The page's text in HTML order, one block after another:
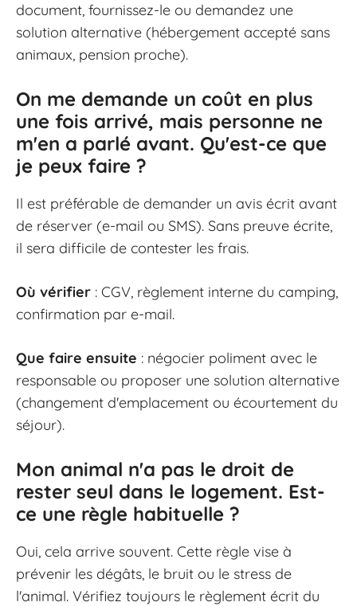
document, fournissez-le ou demandez une
solution alternative (hébergement accepté sans
animaux, pension proche).
On me demande un coût en plus
une fois arrivé, mais personne ne
m'en a parlé avant. Qu'est-ce que
je peux faire ?
Il est préférable de demander un avis écrit avant
de réserver (e-mail ou SMS). Sans preuve écrite,
il sera difficile de contester les frais.
Où vérifier : CGV, règlement interne du camping,
confirmation par e-mail.
Que faire ensuite : négocier poliment avec le
responsable ou proposer une solution alternative
(changement d'emplacement ou écourtement du
séjour).
Mon animal n'a pas le droit de
rester seul dans le logement. Est-
ce une règle habituelle ?
Oui, cela arrive souvent. Cette règle vise à
prévenir les dégâts, le bruit ou le stress de
l'animal. Vérifiez toujours le règlement écrit du